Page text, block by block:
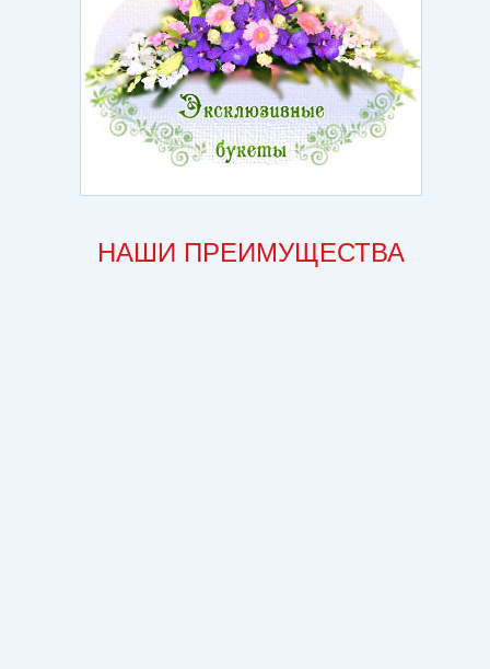
НАШИ ПРЕИМУЩЕСТВА